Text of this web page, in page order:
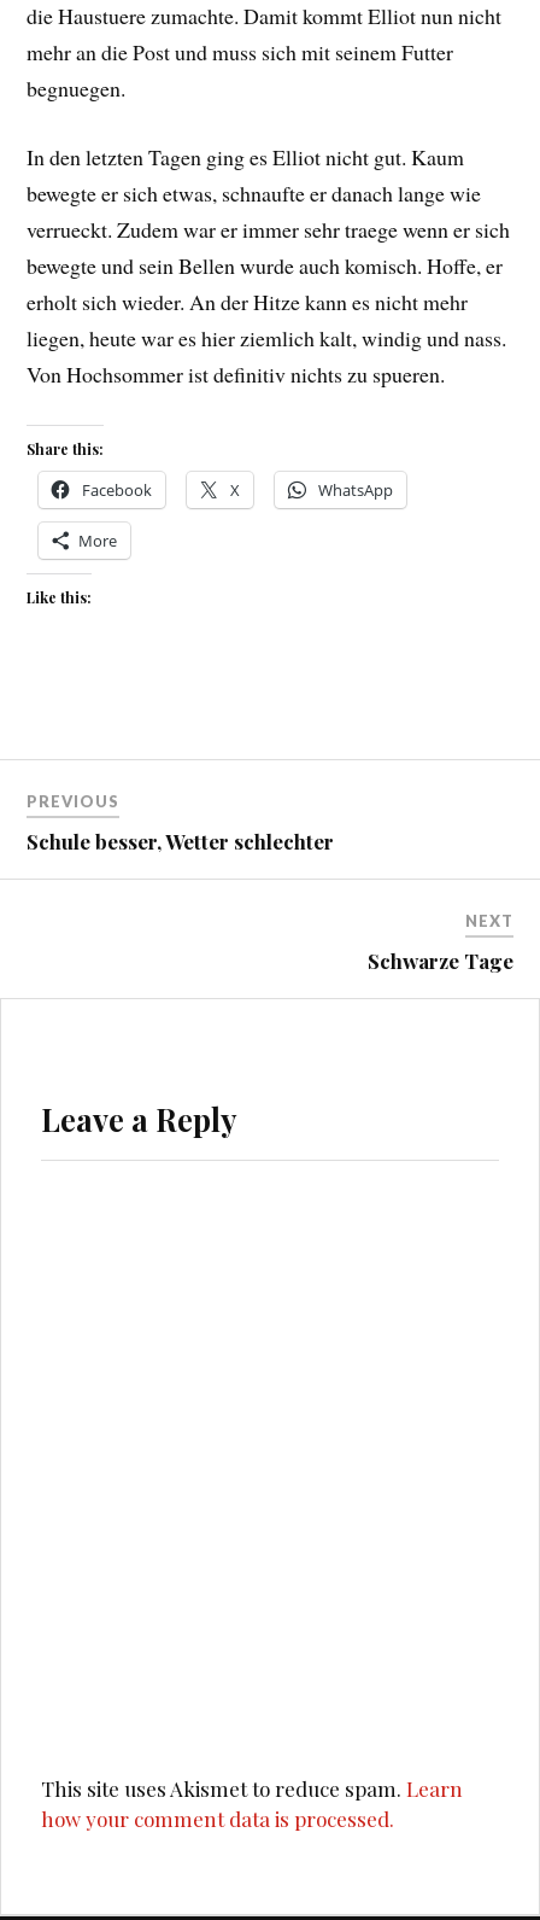
die Haustuere zumachte. Damit kommt Elliot nun nicht
mehr an die Post und muss sich mit seinem Futter
begnuegen.
In den letzten Tagen ging es Elliot nicht gut. Kaum
bewegte er sich etwas, schnaufte er danach lange wie
verrueckt. Zudem war er immer sehr traege wenn er sich
bewegte und sein Bellen wurde auch komisch. Hoffe, er
erholt sich wieder. An der Hitze kann es nicht mehr
liegen, heute war es hier ziemlich kalt, windig und nass.
Von Hochsommer ist definitiv nichts zu spueren.
Share this:
Facebook X WhatsApp
More
Like this:
PREVIOUS
Schule besser, Wetter schlechter
NEXT
Schwarze Tage
Leave a Reply
This site uses Akismet to reduce spam.Learn
how your comment data is processed.